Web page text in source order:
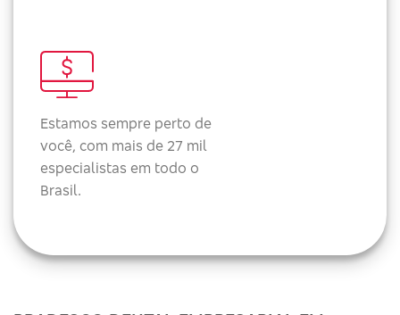
Estamos sempre perto de
você, com mais de 27 mil
especialistas em todo o
Brasil.